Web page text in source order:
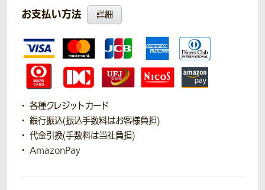
お支払い方法 詳細
各種クレジットカード
銀行振込(振込手数料はお客様負担)
代金引換(手数料は当社負担)
AmazonPay